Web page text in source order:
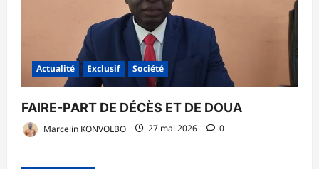
Actualité Exclusif Société
FAIRE-PART DE DÉCÈS ET DE DOUA
Marcelin KONVOLBO 27 mai 2026 0